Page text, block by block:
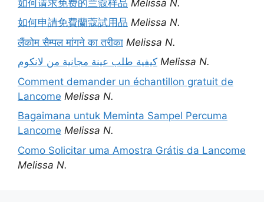
如何请求免费的兰蔻样品 Melissa N.
如何申請免費蘭蔻試用品 Melissa N.
लैंकोम सैम्पल मांगने का तरीका Melissa N.
كيفية طلب عينة مجانية من لانكوم Melissa N.
Comment demander un échantillon gratuit de
Lancome Melissa N.
Bagaimana untuk Meminta Sampel Percuma
Lancome Melissa N.
Como Solicitar uma Amostra Grátis da Lancome
Melissa N.